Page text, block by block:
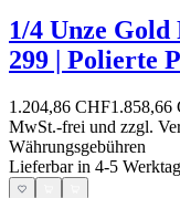
1/4 Unze Gold
299 | Polierte
1.204,86 CHF1.858,66
MwSt.-frei und zzgl.
Währungsgebühren
Lieferbar in 4-5